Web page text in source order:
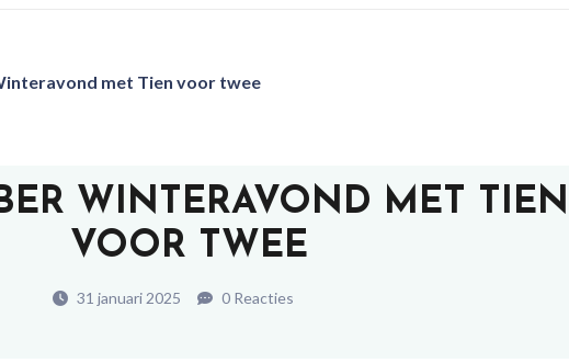
met Tien voor twee
WINTERAVOND MET TIEN
VOOR TWEE
31 januari 2025 0 Reacties